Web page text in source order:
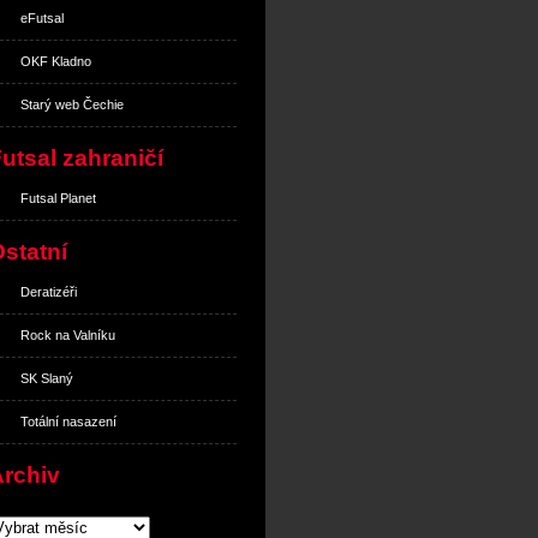
eFutsal
OKF Kladno
Starý web Čechie
zahraničí
Futsal Planet
Deratizéři
Rock na Valníku
SK Slaný
Totální nasazení